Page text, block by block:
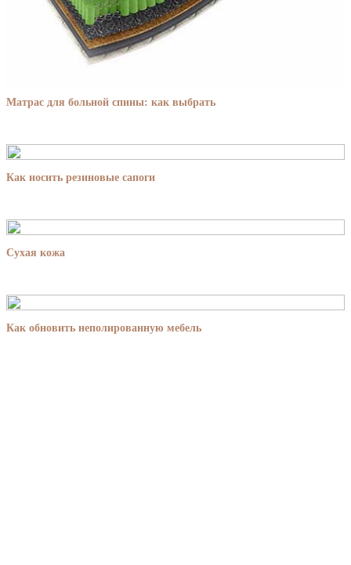
Матрас для больной спины: как выбрать
Как носить резиновые сапоги
Сухая кожа
Как обновить неполированную мебель